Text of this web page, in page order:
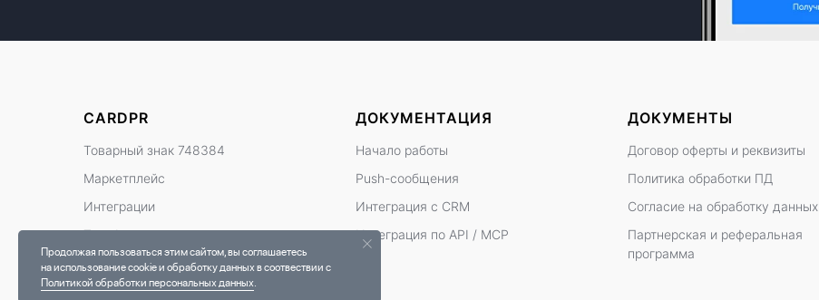
Продолжая пользоваться этим сайтом, вы соглашаетесь
на использование cookie и обработку данных в соотвествии с
Политикой обработки персональных данных.
CARDPR
Товарный знак 748384
Маркетплейс
Интеграции
Тарифы и оплата
ДОКУМЕНТАЦИЯ
Начало работы
Push-сообщения
Интеграция с CRM
Интеграция по API / MCP
ДОКУМЕНТЫ
Договор оферты и реквизиты
Политика обработки ПД
Согласие на обработку данных
Партнерская и реферальная
программа